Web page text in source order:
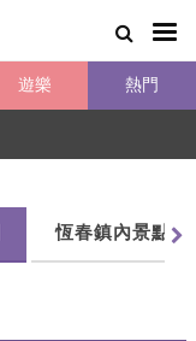
遊樂 熱門
恆春鎮內景點導